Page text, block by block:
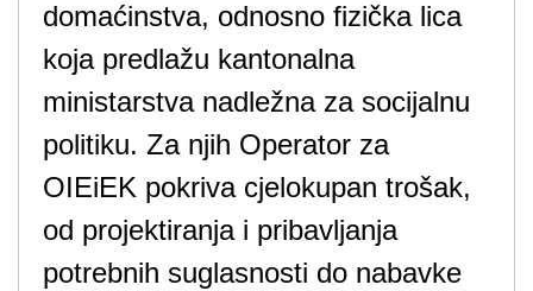
domaćinstva, odnosno fizička lica
koja predlažu kantonalna
ministarstva nadležna za socijalnu
politiku. Za njih Operator za
OIEiEK pokriva cjelokupan trošak,
od projektiranja i pribavljanja
potrebnih suglasnosti do nabavke